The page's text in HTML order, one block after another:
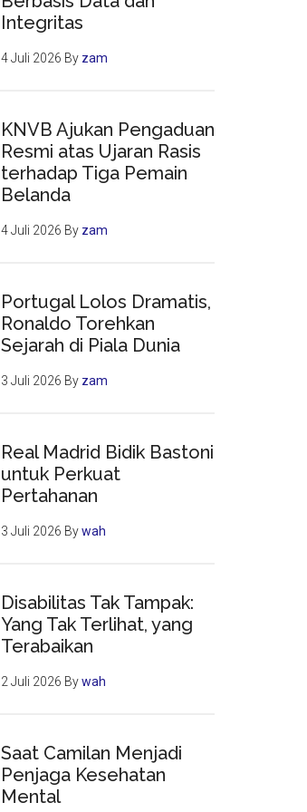
Integritas
4 Juli 2026 By zam
KNVB Ajukan Pengaduan
Resmi atas Ujaran Rasis
terhadap Tiga Pemain
Belanda
4 Juli 2026 By zam
Portugal Lolos Dramatis,
Ronaldo Torehkan
Sejarah di Piala Dunia
3 Juli 2026 By zam
Real Madrid Bidik Bastoni
untuk Perkuat
Pertahanan
3 Juli 2026 Bywah
Disabilitas Tak Tampak:
Yang Tak Terlihat, yang
Terabaikan
2 Juli 2026 Bywah
Saat Camilan Menjadi
Penjaga Kesehatan
Mental